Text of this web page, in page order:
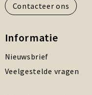
Contacteer ons
Informatie
Nieuwsbrief
Veelgestelde vragen